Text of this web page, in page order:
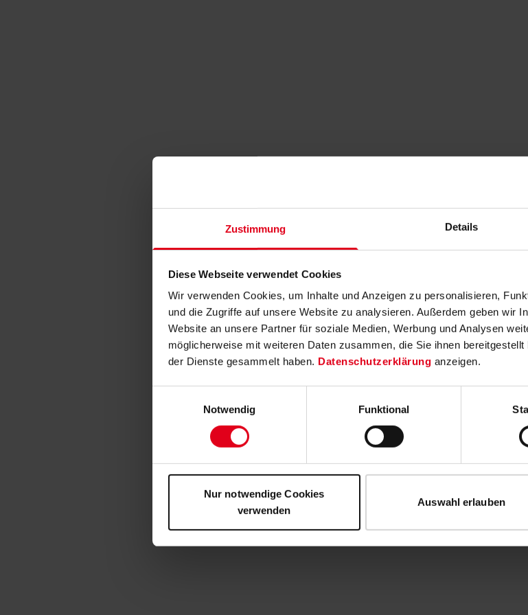
Zustimmung Details
Diese Webseite verwendet Cookies
Wir verwenden Cookies, um Inhalte und Anzeigen zu personalisieren,
und die Zugriffe auf unsere Website zu analysieren. Außerdem geben wir
Website an unsere Partner für soziale Medien, Werbung und Analysen
möglicherweise mit weiteren Daten zusammen, die Sie ihnen
der Dienste gesammelt haben. Datenschutzerklärung anzeigen.
Notwendig
Funktional
Nur notwendige Cookies
verwenden
Auswahl erlauben